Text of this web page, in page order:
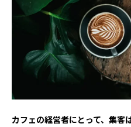
カフェの経営者にとって、集客